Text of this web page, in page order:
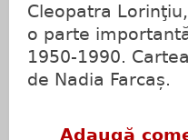
Cleopatra
o parte
1950-1990.
de Nadia Farcaș.
Adaugă